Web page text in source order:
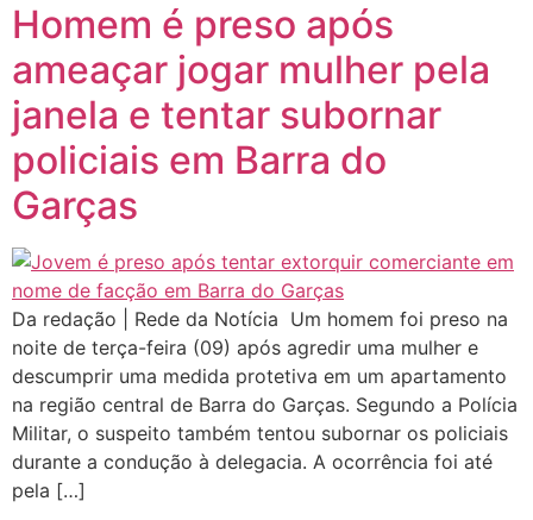
Homem é preso após
ameaçar jogar mulher pela
janela e tentar subornar
policiais em Barra do
Garças
Da redação | Rede da Notícia Um homem foi preso na
noite de terça-feira (09) após agredir uma mulher e
descumprir uma medida protetiva em um apartamento
na região central de Barra do Garças. Segundo a Polícia
Militar, o suspeito também tentou subornar os policiais
durante a condução à delegacia. A ocorrência foi até
pela […]